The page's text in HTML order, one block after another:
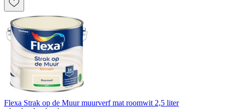
Flexa Strak op de Muur muurverf mat roomwit 2,5 liter